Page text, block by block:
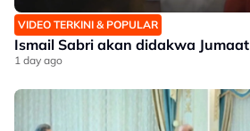
VIDEO TERKINI & POPULAR
Ismail Sabri akan didakwa Jumaat
1 day ago